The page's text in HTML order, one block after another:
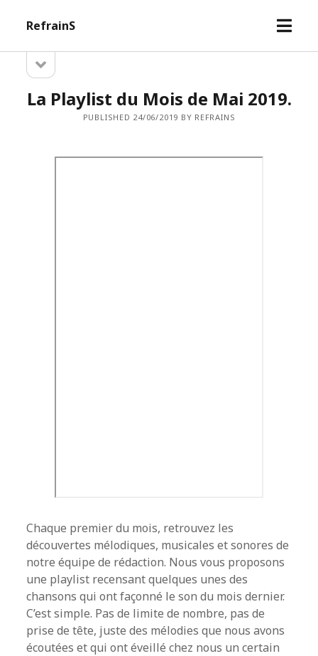
RefrainS
open
Sidebarsidebar
La Playlist du Mois de Mai 2019.
PUBLISHED 24/06/2019 BY REFRAINS
Chaque premier du mois, retrouvez les
découvertes mélodiques, musicales et sonores de
notre équipe de rédaction. Nous vous proposons
une playlist recensant quelques unes des
chansons qui ont façonné le son du mois dernier.
C’est simple. Pas de limite de nombre, pas de
prise de tête, juste des mélodies que nous avons
écoutées et qui ont éveillé chez nous un certain